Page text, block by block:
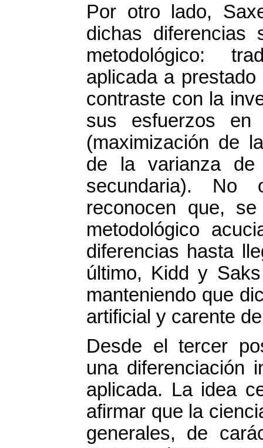
Por otro lado,
dichas diferencias
metodológico:
aplicada a
contraste con la
sus esfuerzos en
(maximización de
de la varianza
secundaria). No
reconocen que,
metodológico
diferencias hasta
último, Kidd y
manteniendo que
artificial y carente
Desde el tercer
una diferenciación
aplicada. La idea
afirmar que la
generales, de